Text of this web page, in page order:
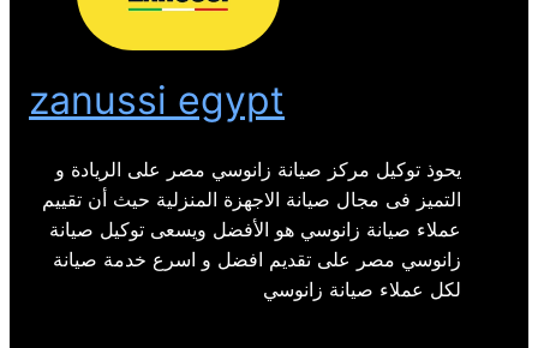
zanussi egypt
يحوذ توكيل مركز صيانة زانوسي مصر على الريادة و
التميز فى مجال صيانة الاجهزة المنزلية حيث أن تقييم
عملاء صيانة زانوسي هو الأفضل ويسعى توكيل صيانة
زانوسي مصر على تقديم افضل و اسرع خدمة صيانة
لكل عملاء صيانة زانوسي